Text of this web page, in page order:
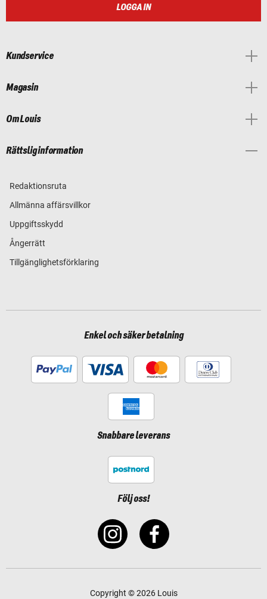
LOGGA IN
Kundservice
Magasin
Om Louis
Rättslig information
Redaktionsruta
Allmänna affärsvillkor
Uppgiftsskydd
Ångerrätt
Tillgänglighetsförklaring
Enkel och säker betalning
Snabbare leverans
Följ oss!
Copyright © 2026 Louis